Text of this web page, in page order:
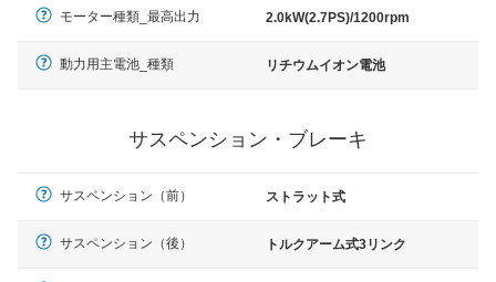
モーター種類_最高出力 2.0kW(2.7PS)/1200rpm
動力用主電池_種類 リチウムイオン電池
サスペンション・ブレーキ
サスペンション（前） ストラット式
サスペンション（後） トルクアーム式3リンク